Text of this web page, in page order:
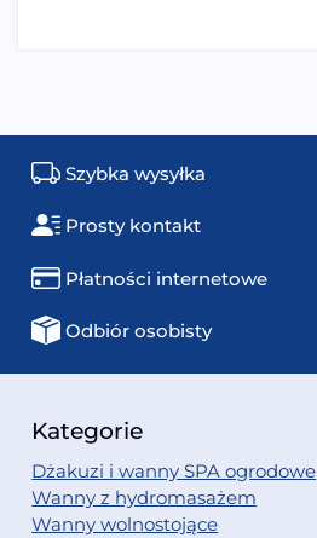
Szybka wysyłka
Prosty kontakt
Płatności internetowe
Odbiór osobisty
Kategorie
Dżakuzi i wanny SPA ogrodowe
Wanny z hydromasażem
Wanny wolnostojące